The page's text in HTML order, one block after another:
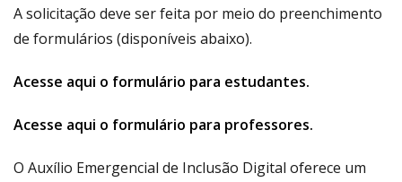
A solicitação deve ser feita por meio do preenchimento
de formulários (disponíveis abaixo).
Acesse aqui o formulário para estudantes.
Acesse aqui o formulário para professores.
O Auxílio Emergencial de Inclusão Digital oferece um